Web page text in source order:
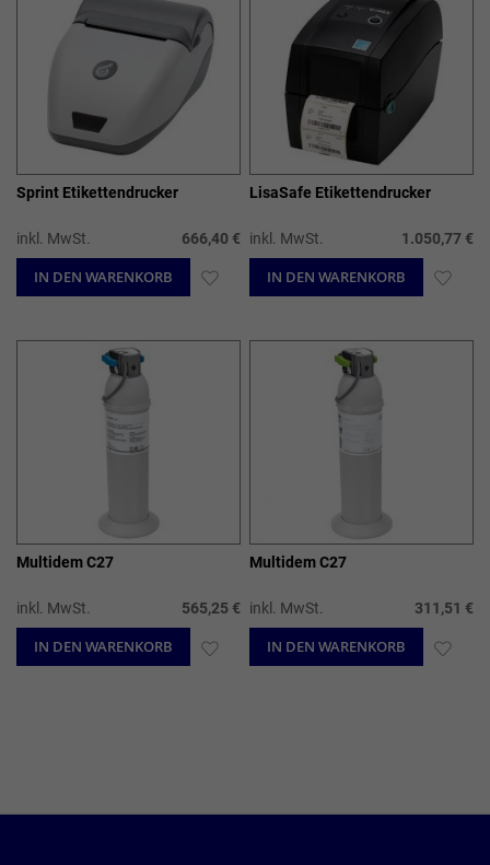
Sprint Etikettendrucker
inkl. MwSt. 666,40 €
IN DEN WARENKORB ZUR
LisaSafe Etikettendrucker
inkl. MwSt. 1.050,77 €
IN DEN WARENKORB ZUR
Multidem C27
inkl. MwSt. 565,25 €
IN DEN WARENKORB ZUR
Multidem C27
inkl. MwSt. 311,51 €
IN DEN WARENKORB ZUR